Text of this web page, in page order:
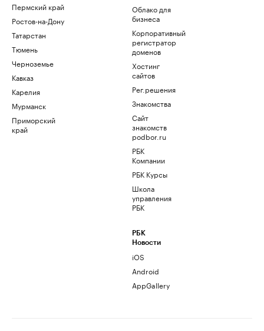
Пермский край
Ростов-на-Дону
Татарстан
Тюмень
Черноземье
Кавказ
Карелия
Мурманск
Приморский
край
Облако для
бизнеса
Корпоративный
регистратор
доменов
Хостинг
сайтов
Рег.решения
Знакомства
Сайт
знакомств
podbor.ru
РБК
Компании
РБК Курсы
Школа
управления
РБК
РБК
Новости
iOS
Android
AppGallery